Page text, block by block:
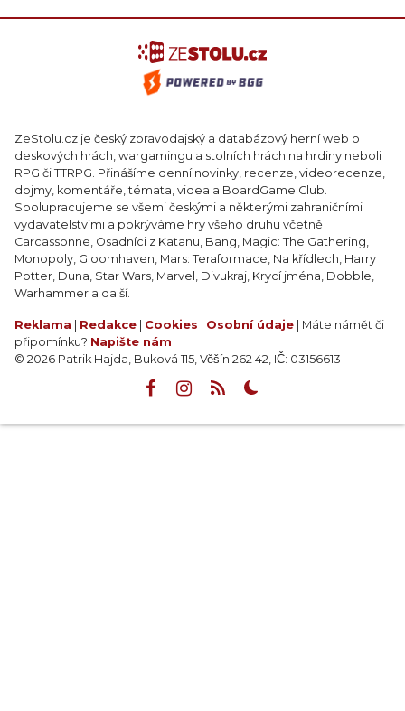
ZeStolu.cz je český zpravodajský a databázový herní web o
deskových hrách, wargamingu a stolních hrách na hrdiny neboli
RPG či TTRPG. Přinášíme denní novinky, recenze, videorecenze,
dojmy, komentáře, témata, videa a BoardGame Club.
Spolupracujeme se všemi českými a některými zahraničními
vydavatelstvími a pokrýváme hry všeho druhu včetně
Carcassonne, Osadníci z Katanu, Bang, Magic: The Gathering,
Monopoly, Gloomhaven, Mars: Teraformace, Na křídlech, Harry
Potter, Duna, Star Wars, Marvel, Divukraj, Krycí jména, Dobble,
Warhammer a další.
Reklama Redakce Cookies Osobní údaje | Máte námět či
připomínku? Napište nám
© 2026 Patrik Hajda, Buková 115, Věšín 262 42, IČ: 03156613